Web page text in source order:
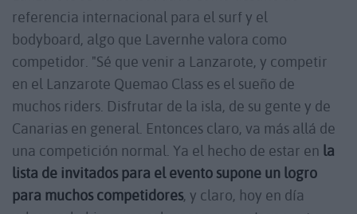
referencia internacional para el surf y el
bodyboard, algo que Lavernhe valora como
competidor. "Sé que venir a Lanzarote, y competir
en el Lanzarote Quemao Class es el sueño de
muchos riders. Disfrutar de la isla, de su gente y de
Canarias en general. Entonces claro, va más allá de
una competición normal. Ya el hecho de estar en la
lista de invitados para el evento supone un logro
para muchos competidores, y claro, hoy en día